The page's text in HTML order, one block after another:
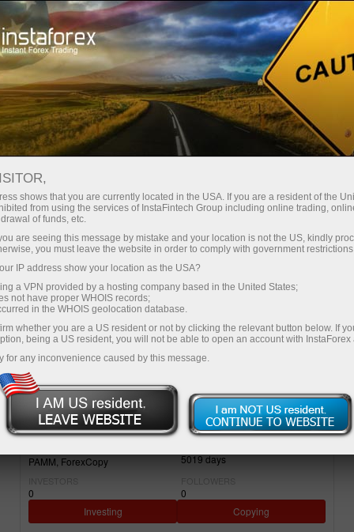
Para Inversionistas Sistema PAMM
Monitoreo
Monitoreo de la cuenta 2137780 - Vanguard Assets Invest.
FOREX MONITORING
Simple Advanced
ACCOUNT
2137780
PROJECT NAME
Vanguard Assets Invest.
PAMM ForexCopy 5019days
0
0
Investing
Copying
shows that you are currently located in the USA. If you are a resident of the
from using the services of InstaFintech Group including online trading,
of funds, etc.
are seeing this message by mistake and your location is not the US, kindly
you must leave the website in order to comply with government
IP address show your location as the USA?
a VPN provided by a hosting company based in the United States;
not have proper WHOIS records;
in the WHOIS geolocation database.
whether you are a US resident or not by clicking the relevant button below. If
being a US resident, you will not be able to open an account with InstaForex
for any inconvenience caused by this message.